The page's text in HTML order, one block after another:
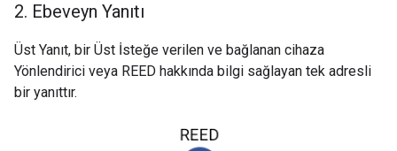
2. Ebeveyn Yanıtı
Üst Yanıt, bir Üst İsteğe verilen ve bağlanan cihaza
Yönlendirici veya REED hakkında bilgi sağlayan tek adresli
bir yanıttır.